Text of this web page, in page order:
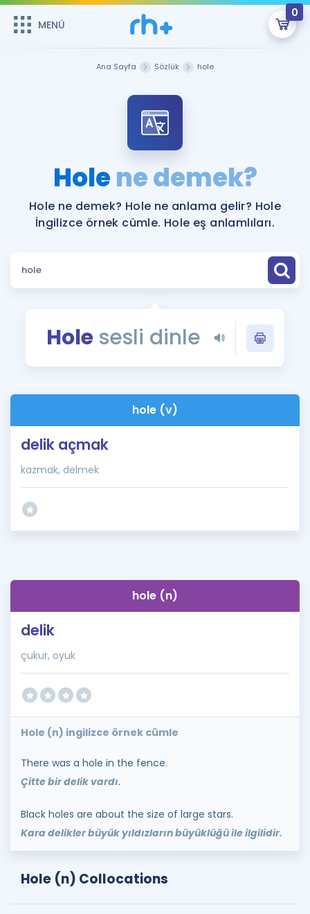
MENÜ
0
ÜYE DEĞİLİM
Sepetin Şu An Boş.
Remzi Hoca ile seni sınava hazırlayacak onlarca eğitim seni
bekliyor!
MENÜ
Faydalı Araçlar
Sözlük
Blog
İngilizce Gramer
Ana Sayfa Sözlük hole
Holene demek?
Hole ne demek? Hole ne anlama gelir? Hole
İngilizce örnek cümle. Hole eş anlamlıları.
Holesesli dinle
hole (v)
delik açmak
kazmak, delmek
hole (n)
delik
çukur, oyuk
Hole (n) ingilizce örnek cümle
There was a hole in the fence.
Çitte bir delik vardı.
Black holes are about the size of large stars.
Kara delikler büyük yıldızların büyüklüğü ile ilgilidir.
Hole (n) Collocations